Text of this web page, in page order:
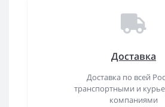
Доставка
Доставка по всей
транспортными и
компаниями